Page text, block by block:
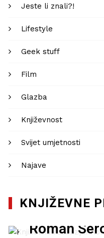
Jeste li znali?!
Lifestyle
Geek stuff
Film
Glazba
Književnost
Svijet umjetnosti
Najave
KNJIŽEVNE
Književna
Roman